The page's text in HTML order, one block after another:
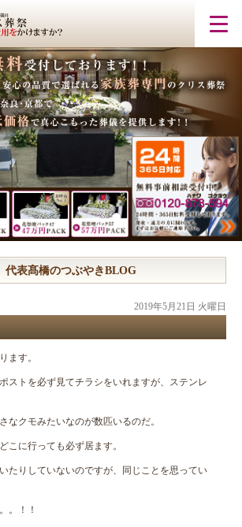
表髙橋のつぶやきBLOG
2019年5月21日 火曜日
ます。
ストを必ず見てチラシをいれますが、ステンレ
なクモみたいなのが数匹いるのだ。
こに行っても必ず居ます。
たりしていないのですが、同じことを思ってい
。！！